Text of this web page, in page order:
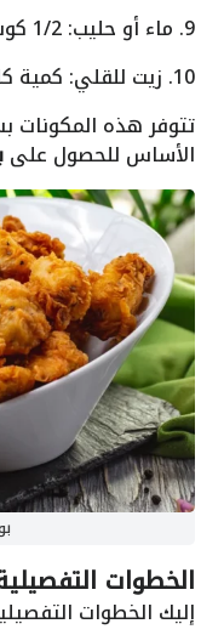
9. ماء أو حليب: 1/2 كوب (لتكوين خليط سميك)
10. زيت للقلي: كمية كافية لقلي الدجاج
تتوفر هذه
الأساس للحصول على
الخطوات
إليك الخطوات